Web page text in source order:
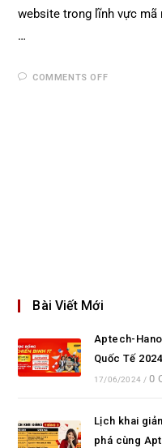
website trong lĩnh vực mã
…
COMMENTS OFF
Bài Viết Mới
Aptech-
Quốc Tế
17/06/2024 / 0
Lịch khai
phá cùng